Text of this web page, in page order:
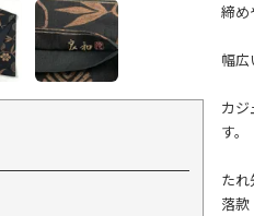
締め
幅
カ
す。
た
落款